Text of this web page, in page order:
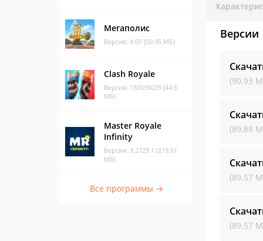
Мегаполис
Версия: 4.07 (50.95 МБ)
Clash Royale
Версия: 150535029 (44.6
МБ)
Master Royale
Infinity
Версия: 3.2729.1 (219.61
МБ)
Все программы →
Версии
(90.93
(89.88
(89.57
(89.57